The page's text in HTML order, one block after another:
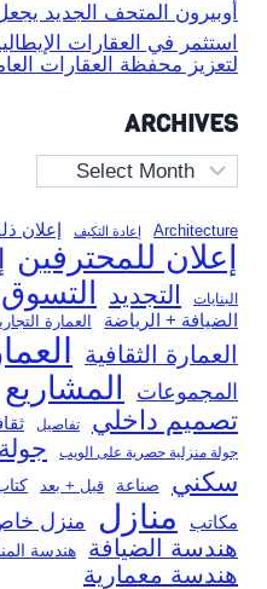
أوبيرون المتحف الجديد
استثمر في العقارات
لتعزيز محفظة العقارات
ARCHIVES
Archives
Architecture إعادة التكيف إعلان
إعلان للمحترفين
البنايات التجديد التسوق
الضيافة + الرياضة العمارة
العمارة الثقافية
المجموعات المشاريع
تصميم داخلي تفاصيل
جولة منزلية حصرية على الويب
سكني صناعة قبل + بعد
مكاتب منازل منزل
هندسة الضيافة هندسة
هندسة معمارية